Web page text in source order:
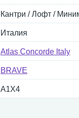
Кантри / Лофт /
Италия
Atlas Concorde Italy
BRAVE
A1X4